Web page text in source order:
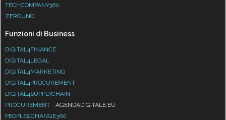
TECHCOMPANY360
ZEROUNO
Funzioni di Business
DIGITAL4FINANCE
DIGITAL4LEGAL
DIGITAL4MARKETING
DIGITAL4PROCUREMENT
DIGITAL4SUPPLYCHAIN
PROCUREMENT
AGENDADIGITALE.EU
PEOPLE&CHANGE360